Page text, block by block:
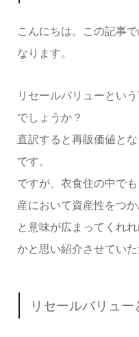
こんにちは。この記事
なります。
リセールバリューとい
でしょうか？
直訳すると再販価値と
です。
ですが、衣食住の中で
産において資産性をつ
と意味が広まってくれ
かと思い紹介させていた
リセールバリュー